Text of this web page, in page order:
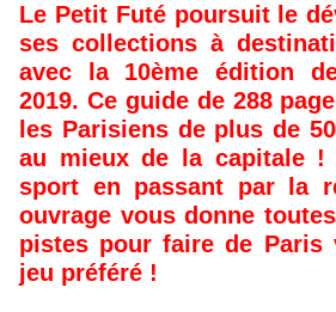
Le Petit Futé poursuit le
ses collections à
avec la 10ème édition
2019. Ce guide de 288
les Parisiens de plus de
au mieux de la capitale !
sport en passant par la
ouvrage vous donne
pistes pour faire de Paris
jeu préféré !